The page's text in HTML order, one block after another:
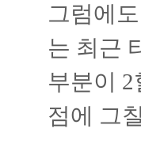
그럼에
는 최근
부분이
점에 그